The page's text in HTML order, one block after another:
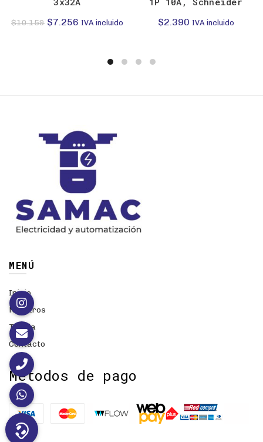
$10.159 El
$7.256 El
IVA incluido $2.390 IVA incluido
MENÚ
Inicio
Nosotros
Tienda
Contacto
Métodos de pago